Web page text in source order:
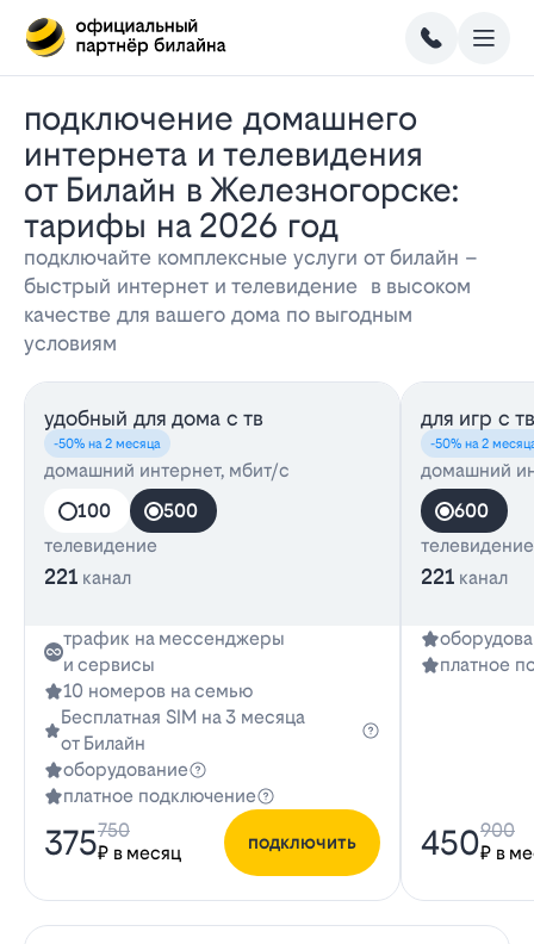
Подключение домашнего
интернета и телевидения
от Билайн в Железногорске:
тарифы на 2026 год
подключайте комплексные услуги от билайн –
быстрый интернет и телевидение в высоком
качестве для вашего дома по выгодным
условиям
удобный для дома с тв
-50% на 2 месяца
домашний интернет, мбит/с
100
500
телевидение
221 канал
трафик на мессенджеры
и сервисы
10 номеров на семью
Бесплатная SIM на 3 месяца
от Билайн
оборудование
платное подключение
375₽ в месяц
750
подключить
для игр с тв
-50% на 2
домашний
600
телевидение
221 канал
платное
450₽ в
900